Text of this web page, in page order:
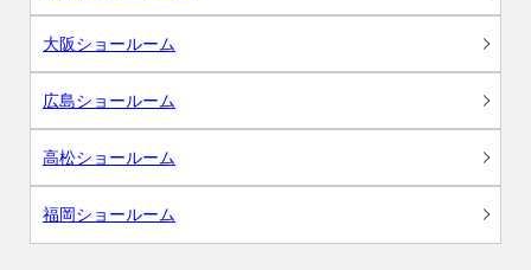
大阪ショールーム
広島ショールーム
高松ショールーム
福岡ショールーム